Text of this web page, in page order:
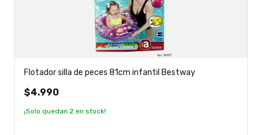
Flotador silla de peces 81cm infantil Bestway
$4.990
¡Solo quedan 2 en stock!